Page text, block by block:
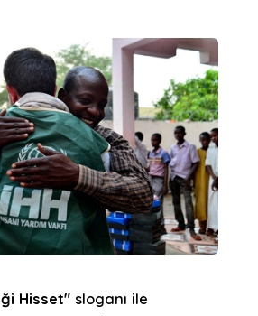
Hisset" sloganı ile